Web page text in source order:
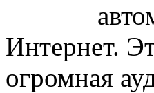
Интернет.
огромная